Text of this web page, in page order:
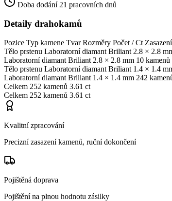
Doba dodání 21 pracovních dnů
Detaily drahokamů
Pozice Typ kamene Tvar Rozměry Počet / Ct Zasazení
Tělo prstenu Laboratorní diamant Briliant 2.8 × 2.8
Laboratorní diamant Briliant 2.8 × 2.8 mm 10 kamenů
Tělo prstenu Laboratorní diamant Briliant 1.4 × 1.4
Laboratorní diamant Briliant 1.4 × 1.4 mm 242
Celkem 252 kamenů 3.61 ct
Celkem 252 kamenů 3.61 ct
Kvalitní zpracování
Precizní zasazení kamenů, ruční dokončení
Pojištěná doprava
Pojištění na plnou hodnotu zásilky